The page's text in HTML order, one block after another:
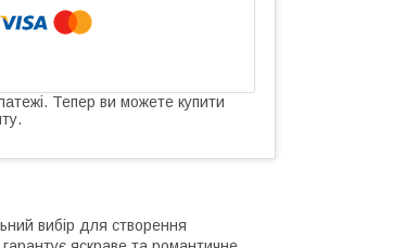
Тепер ви можете купити
вибір для створення